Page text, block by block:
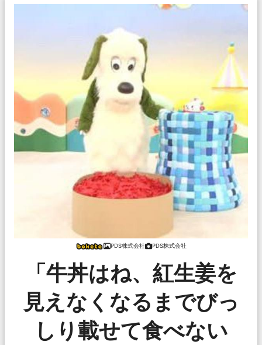
PDS株式会社 PDS株式会社
「牛丼はね、紅生姜を
見えなくなるまでびっ
しり載せて食べない